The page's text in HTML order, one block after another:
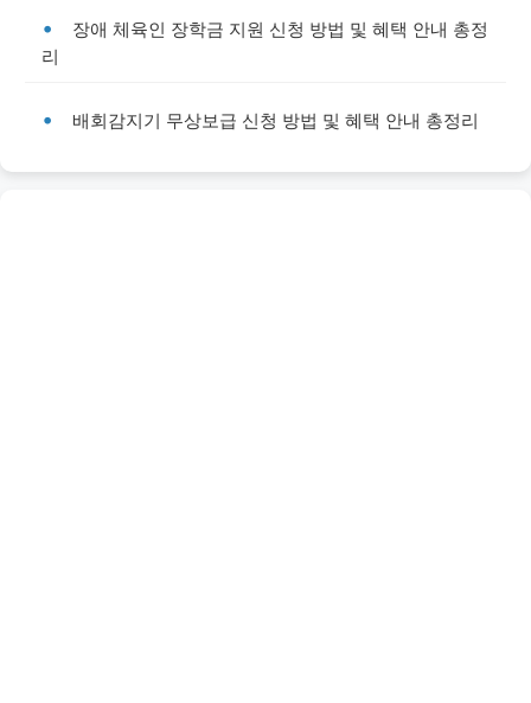
장애 체육인 장학금 지원 신청 방법 및 혜택 안내 총정
리
배회감지기 무상보급 신청 방법 및 혜택 안내 총정리